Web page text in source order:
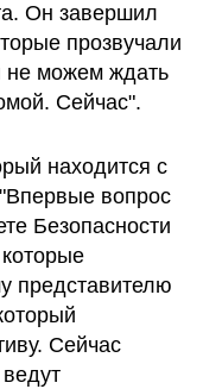
Он завершил
прозвучали
не можем ждать
Сейчас".
находится с
вопрос
Безопасности
представителю
Сейчас